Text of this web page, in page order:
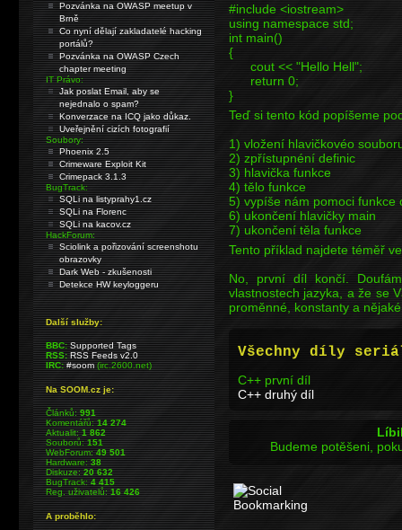
#include <iostream>
using namespace std;
int main()
{
cout << "Hello Hell";
return 0;
}
Teď si tento kód popíšeme
1) vložení hlavičkovéo
2) zpřístupnéní definic
3) hlavička funkce
4) tělo funkce
5) vypíše nám pomoci funkce
6) ukončení hlavičky main
7) ukončení těla funkce
Tento příklad najdete téměř
No, první díl končí.
vlastnostech jazyka, a že se
proměnné, konstanty a
Všechny díly
C++ první díl
C++ druhý díl
Budeme potěšeni,
Pozvánka na OWASP meetup v
Brně
Co nyní dělají zakladatelé hacking
portálů?
Pozvánka na OWASP Czech
chapter meeting
IT Právo:
Jak poslat Email, aby se
nejednalo o spam?
Konverzace na ICQ jako důkaz.
Uveřejnění cizích fotografií
Soubory:
Phoenix 2.5
Crimeware Exploit Kit
Crimepack 3.1.3
BugTrack:
SQLi na listyprahy1.cz
SQLi na Florenc
SQLi na kacov.cz
HackForum:
Sciolink a pořizování screenshotu
obrazovky
Dark Web - zkušenosti
Detekce HW keyloggeru
Další služby:
BBC: Supported Tags
RSS: RSS Feeds v2.0
IRC: #soom(irc.2600.net)
Na SOOM.cz je:
Článků:991
Komentářů:14 274
Aktualit:1 862
Souborů:151
WebForum:49 501
Hardware:38
Diskuze:20 632
BugTrack:4 415
Reg. uživatelů:16 426
A proběhlo: